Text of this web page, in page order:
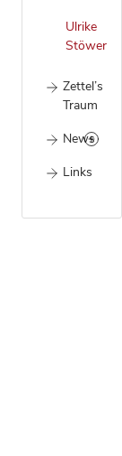
Ulrike
Stöwer
Zettel’s
Traum
News
Links